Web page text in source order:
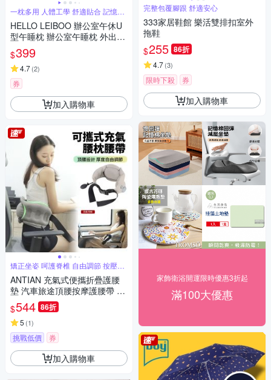
一枕多用 人體工學 舒適貼合 記憶回
HELLO LEIBOO 辦公室午休U
型午睡枕 辦公室午睡枕 外出旅
遊U型頸枕 午覺鏤空趴趴枕
$399
4.7(2)
券
加入購物車
矯正坐姿 呵護脊椎 自由調節 按壓充
氣
ANTIAN 充氣式便攜折疊護腰
墊 汽車旅途頂腰按摩護腰帶 動
車高鐵飛機墊腰枕
$544 86折
5 (1)
挑戰低價 券
加入購物車
完整包覆腳跟 舒適安心
333家居鞋館 樂活雙排扣室外
拖鞋
$255 86折
4.7(3)
限時下殺 券
加入購物車
家飾衛浴開運限時優惠3折起
滿100大優惠